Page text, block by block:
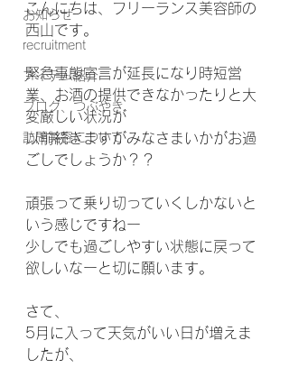
お知らせ
recruitment
アイテム紹介
ブログ、つぶやき
訪問美容について
こんにちは、フリーランス美容師の
西山です。
緊急事態宣言が延長になり時短営
業、お酒の提供できなかったりと大
変厳しい状況が
以前続きますがみなさまいかがお過
ごしでしょうか？？
頑張って乗り切っていくしかないと
いう感じですねー
少しでも過ごしやすい状態に戻って
欲しいなーと切に願います。
さて、
5月に入って天気がいい日が増えま
したが、